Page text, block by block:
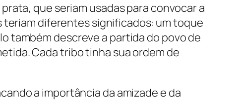
que seriam usadas para convocar a
teriam diferentes significados: um toque
também descreve a partida do povo de
Cada tribo tinha sua ordem de
a importância da amizade e da